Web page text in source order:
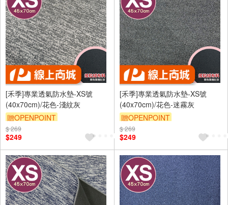
[禾季]專業透氣防水墊-XS號
(40x70cm)/花色-淺紋灰
贈OPENPOINT
訂單滿 2000 元折抵 100元
（運費不算在 2000 元的範圍
內）
訂單滿699享9折
$ 269
$249
[禾季]專業透氣防水墊-XS號
(40x70cm)/花色-迷霧灰
贈OPENPOINT
訂單滿 2000 元折抵 100元
（運費不算在 2000 元的範圍
內）
訂單滿699享9折
$ 269
$249